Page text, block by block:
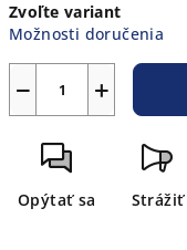
cena:
Zvoľte variant
Možnosti doručenia
+
−
Opýtať sa Strážiť